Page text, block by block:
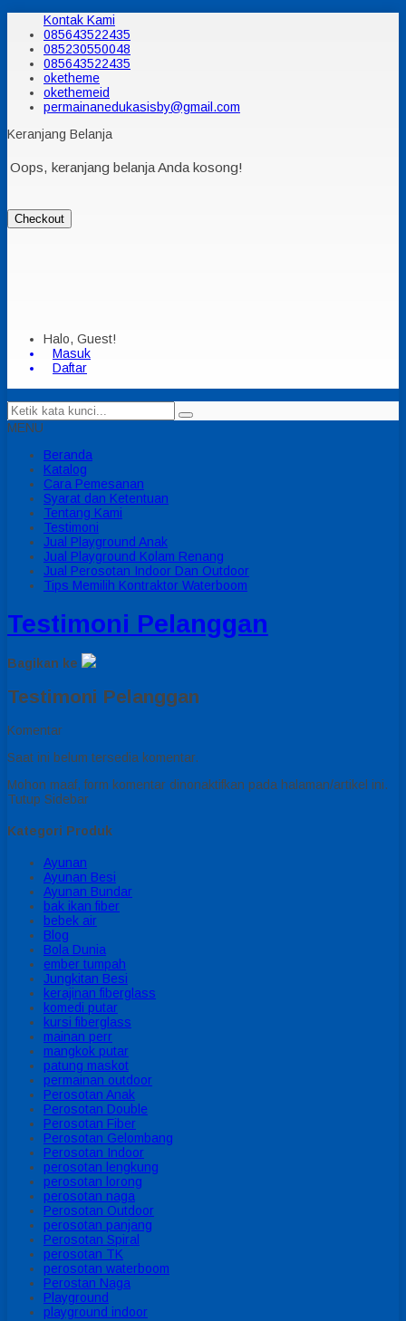
Kontak Kami
085643522435
085230550048
085643522435
oketheme
okethemeid
permainanedukasisby@gmail.com
Keranjang Belanja
Oops, keranjang belanja Anda kosong!
Checkout
Halo, Guest!
Masuk
Daftar
MENU
Beranda
Katalog
Cara Pemesanan
Syarat dan Ketentuan
Tentang Kami
Testimoni
Jual Playground Anak
Jual Playground Kolam Renang
Jual Perosotan Indoor Dan Outdoor
Tips Memilih Kontraktor Waterboom
Testimoni Pelanggan
Bagikan ke
Testimoni Pelanggan
Komentar
Saat ini belum tersedia komentar.
Mohon maaf, form komentar dinonaktifkan pada halaman/artikel ini.
Tutup Sidebar
Kategori Produk
Ayunan
Ayunan Besi
Ayunan Bundar
bak ikan fiber
bebek air
Blog
Bola Dunia
ember tumpah
Jungkitan Besi
kerajinan fiberglass
komedi putar
kursi fiberglass
mainan perr
mangkok putar
patung maskot
permainan outdoor
Perosotan Anak
Perosotan Double
Perosotan Fiber
Perosotan Gelombang
Perosotan Indoor
perosotan lengkung
perosotan lorong
perosotan naga
Perosotan Outdoor
perosotan panjang
Perosotan Spiral
perosotan TK
perosotan waterboom
Perostan Naga
Playground
playground indoor